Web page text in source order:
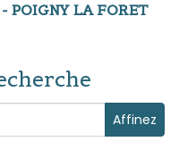
POIGNY LA FORET
Affinez